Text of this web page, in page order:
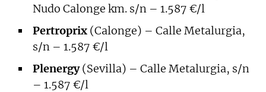
Nudo Calonge km. s/n – 1.587 €/l
Pertroprix (Calonge) – Calle Metalurgia,
s/n – 1.587 €/l
Plenergy(Sevilla) – Calle Metalurgia, s/n
– 1.587 €/l